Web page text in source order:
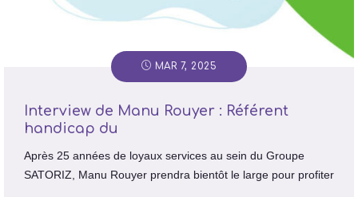
MAR 7, 2025
Interview de Manu Rouyer : Référent
handicap du
Après 25 années de loyaux services au sein du Groupe
SATORIZ, Manu Rouyer prendra bientôt le large pour profiter